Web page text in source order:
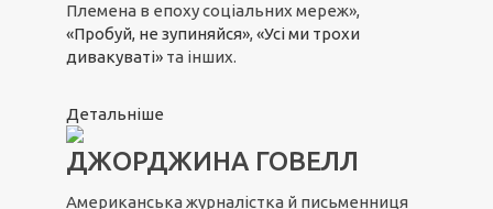
Племена в епоху соціальних мереж»,
«Пробуй, не зупиняйся», «Усі ми трохи
дивакуваті» та інших.
Детальніше
ДЖОРДЖИНА ГОВЕЛЛ
Американська журналістка й письменниця